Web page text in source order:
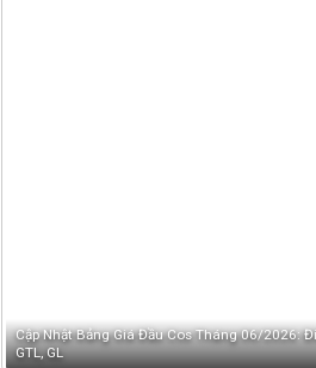
Cập Nhật Bảng Giá Đầu Cos Tháng 06/2026:
GTL, GL